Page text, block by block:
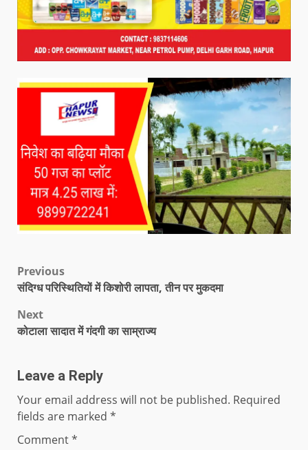
Previous
संदिग्ध परिस्थितियों में किशोरी लापता, तीन पर मुकदमा
Next
कोटाला सादात में गंदगी का साम्राज्य
Leave a Reply
Your email address will not be published. Required
fields are marked *
Comment*